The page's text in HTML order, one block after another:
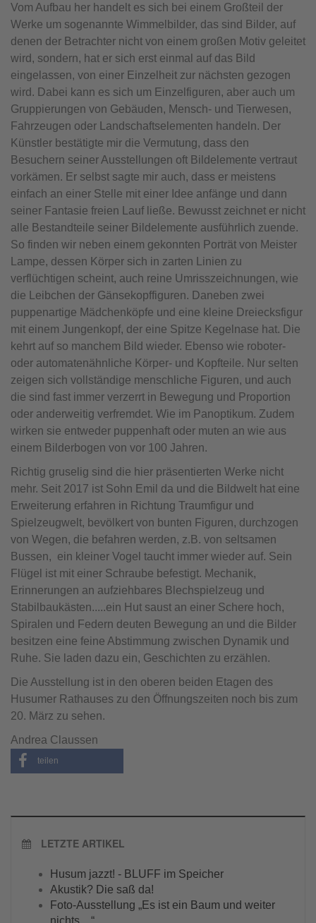
Vom Aufbau her handelt es sich bei einem Großteil der
Werke um sogenannte Wimmelbilder, das sind Bilder, auf
denen der Betrachter nicht von einem großen Motiv geleitet
wird, sondern, hat er sich erst einmal auf das Bild
eingelassen, von einer Einzelheit zur nächsten gezogen
wird. Dabei kann es sich um Einzelfiguren, aber auch um
Gruppierungen von Gebäuden, Mensch- und Tierwesen,
Fahrzeugen oder Landschaftselementen handeln. Der
Künstler bestätigte mir die Vermutung, dass den
Besuchern seiner Ausstellungen oft Bildelemente vertraut
vorkämen. Er selbst sagte mir auch, dass er meistens
einfach an einer Stelle mit einer Idee anfänge und dann
seiner Fantasie freien Lauf ließe. Bewusst zeichnet er nicht
alle Bestandteile seiner Bildelemente ausführlich zuende.
So finden wir neben einem gekonnten Porträt von Meister
Lampe, dessen Körper sich in zarten Linien zu
verflüchtigen scheint, auch reine Umrisszeichnungen, wie
die Leibchen der Gänsekopffiguren. Daneben zwei
puppenartige Mädchenköpfe und eine kleine Dreiecksfigur
mit einem Jungenkopf, der eine Spitze Kegelnase hat. Die
kehrt auf so manchem Bild wieder. Ebenso wie roboter-
oder automatenähnliche Körper- und Kopfteile. Nur selten
zeigen sich vollständige menschliche Figuren, und auch
die sind fast immer verzerrt in Bewegung und Proportion
oder anderweitig verfremdet. Wie im Panoptikum. Zudem
wirken sie entweder puppenhaft oder muten an wie aus
einem Bilderbogen von vor 100 Jahren.
Richtig gruselig sind die hier präsentierten Werke nicht
mehr. Seit 2017 ist Sohn Emil da und die Bildwelt hat eine
Erweiterung erfahren in Richtung Traumfigur und
Spielzeugwelt, bevölkert von bunten Figuren, durchzogen
von Wegen, die befahren werden, z.B. von seltsamen
Bussen, ein kleiner Vogel taucht immer wieder auf. Sein
Flügel ist mit einer Schraube befestigt. Mechanik,
Erinnerungen an aufziehbares Blechspielzeug und
Stabilbaukästen.....ein Hut saust an einer Schere hoch,
Spiralen und Federn deuten Bewegung an und die Bilder
besitzen eine feine Abstimmung zwischen Dynamik und
Ruhe. Sie laden dazu ein, Geschichten zu erzählen.
Die Ausstellung ist in den oberen beiden Etagen des
Husumer Rathauses zu den Öffnungszeiten noch bis zum
20. März zu sehen.
Andrea Claussen
teilen
LETZTE ARTIKEL
Husum jazzt! - BLUFF im Speicher
Akustik? Die saß da!
Foto-Ausstellung „Es ist ein Baum und weiter
nichts ...“